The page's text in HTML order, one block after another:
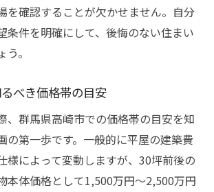
を確認することが欠かせません。自分
条件を明確にして、後悔のない住まい
。
べき価格帯の目安
、群馬県高崎市での価格帯の目安を知
の第一歩です。一般的に平屋の建築費
様によって変動しますが、30坪前後の
本体価格として1,500万円～2,500万円